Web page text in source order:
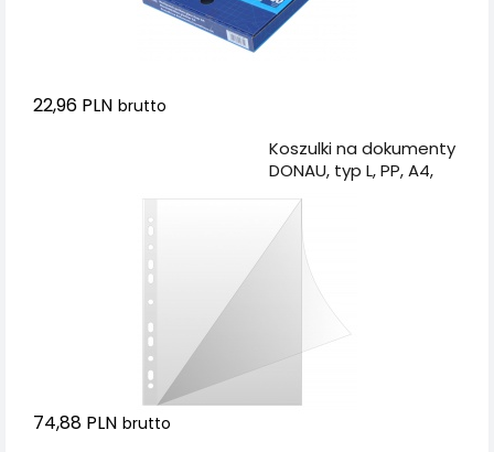
22,96 PLN brutto
Koszulki na dokumenty
DONAU, typ L, PP, A4,
74,88 PLN brutto